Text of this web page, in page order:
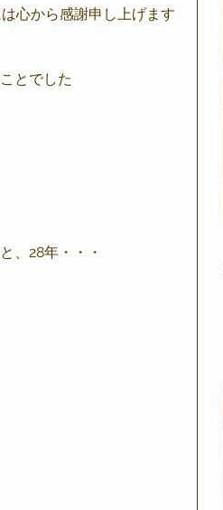
心から感謝申し上げます
とでした
、28年・・・